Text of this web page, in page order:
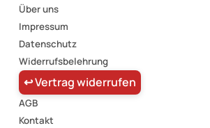
Über uns
Impressum
Datenschutz
Widerrufsbelehrung
↩ Vertrag widerrufen
AGB
Kontakt